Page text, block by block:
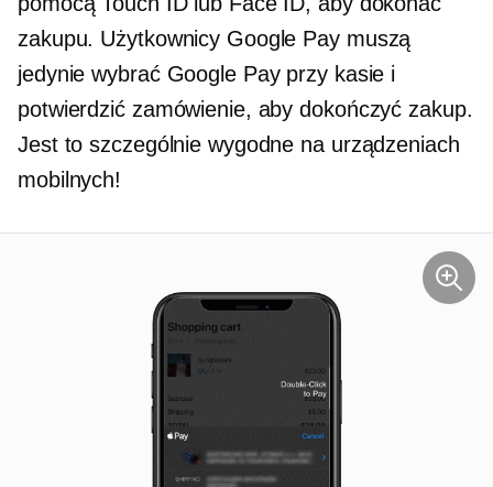
zakupu. Użytkownicy Google Pay muszą
jedynie wybrać Google Pay przy kasie i
potwierdzić zamówienie, aby dokończyć zakup.
Jest to szczególnie wygodne na urządzeniach
mobilnych!